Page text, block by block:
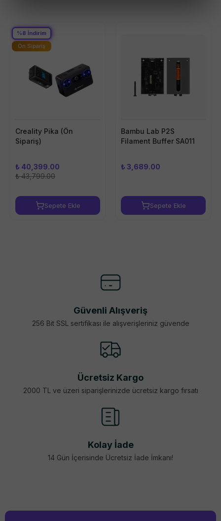
Creality Pika (Ön
Sipariş)
%8 İndirim
Ön Sipariş
₺ 40,399.00
₺ 43,799.00
Sepete Ekle
Bambu Lab P2S
Filament Buffer SA011
₺ 3,689.00
Sepete Ekle
Güvenli Alışveriş
256 Bit SSL sertifikası ile alışverişleriniz güvende
Ücretsiz Kargo
2000 TL ve üzeri siparişlerinizde ücretsiz kargo fırsatı
Kolay İade
14 Gün İçerisinde Ücretsiz İade İmkanı!